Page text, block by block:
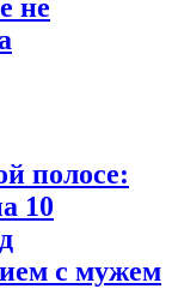
не
полосе:
10
с мужем